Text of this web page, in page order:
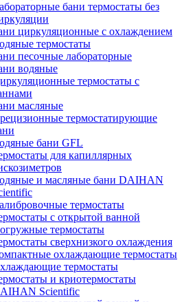
бани термостаты без
циркуляционные с охлаждением
термостаты
песочные лабораторные
водяные
термостаты с
масляные
термостатирующие
бани GFL
для капиллярных
и масляные бани DAIHAN
термостаты
с открытой ванной
термостаты
сверхнизкого охлаждения
охлаждающие термостаты
термостаты
и криотермостаты
Scientific